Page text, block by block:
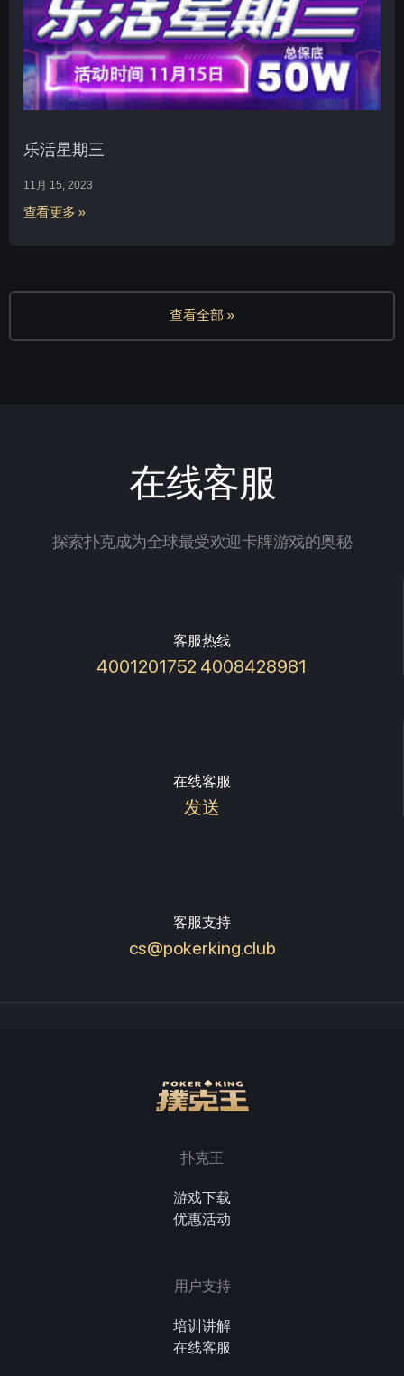
乐活星期三
11月 15, 2023
查看更多 »
查看全部 »
在线客服
探索扑克成为全球最受欢迎卡牌游戏的奥秘
客服热线
4001201752 4008428981
在线客服
发送
客服支持
cs@pokerking.club
扑克王
游戏下载
优惠活动
用户支持
培训讲解
在线客服